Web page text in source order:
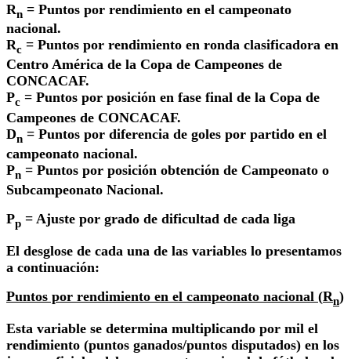
Rn = Puntos por rendimiento en el campeonato
nacional.
Rc = Puntos por rendimiento en ronda clasificadora en
Centro América de la Copa de Campeones de
CONCACAF.
Pc = Puntos por posición en fase final de la Copa de
Campeones de CONCACAF.
Dn = Puntos por diferencia de goles por partido en el
campeonato nacional.
Pn = Puntos por posición obtención de Campeonato o
Subcampeonato Nacional.
Pp = Ajuste por grado de dificultad de cada liga
El desglose de cada una de las variables lo presentamos
a continuación:
Puntos por rendimiento en el campeonato nacional (Rn)
Esta variable se determina multiplicando por mil el
rendimiento (puntos ganados/puntos disputados) en los